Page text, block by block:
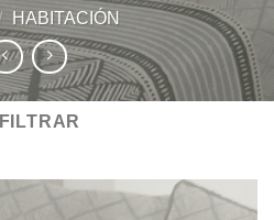
HABITACIÓN
FILTRAR